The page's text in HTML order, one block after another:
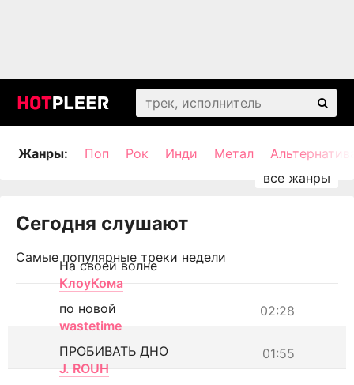
Жанры: Поп Рок Инди Метал
Сегодня слушают
Самые популярные треки недели
На своей волне
КлоуКома
02:28
по новой
wastetime
01:55
ПРОБИВАТЬ ДНО
J. ROUH